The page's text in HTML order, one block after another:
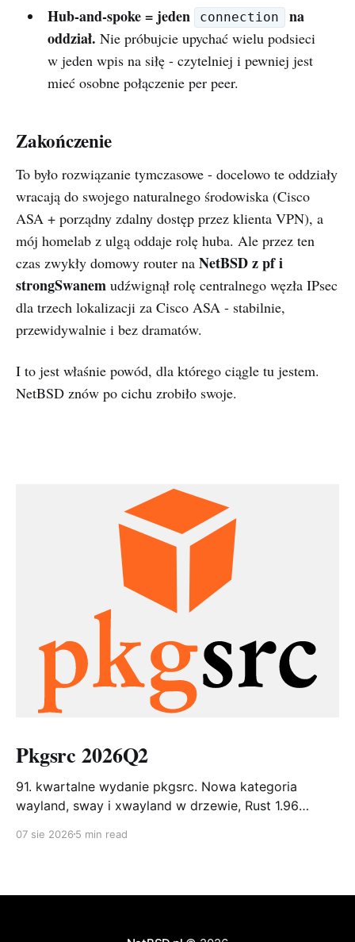
Hub-and-spoke = jeden connection
na
oddział. Nie próbujcie upychać wielu podsieci
w jeden wpis na siłę - czytelniej i pewniej jest
mieć osobne połączenie per peer.
Zakończenie
To było rozwiązanie tymczasowe - docelowo te oddziały
wracają do swojego naturalnego środowiska (Cisco
ASA + porządny zdalny dostęp przez klienta VPN), a
mój homelab z ulgą oddaje rolę huba. Ale przez ten
czas zwykły domowy router na NetBSD z pf i
strongSwanem udźwignął rolę centralnego węzła IPsec
dla trzech lokalizacji za Cisco ASA - stabilnie,
przewidywalnie i bez dramatów.
I to jest właśnie powód, dla którego ciągle tu jestem.
NetBSD znów po cichu zrobiło swoje.
Pkgsrc 2026Q2
91. kwartalne wydanie pkgsrc. Nowa kategoria
wayland, sway i xwayland w drzewie, Rust 1.96
wreszcie zastąpić pbulk. 187 nowych pakietów, 3072
07 sie 2026 5 min read